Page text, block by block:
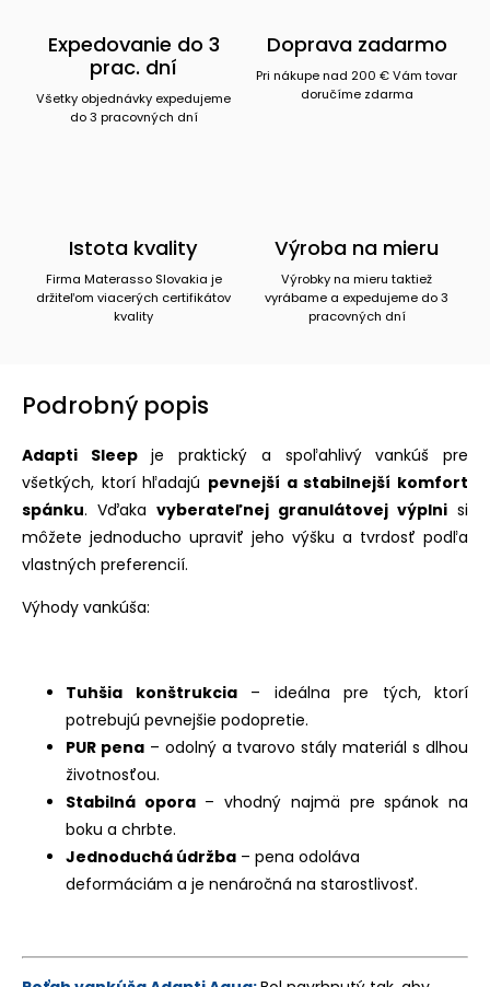
Expedovanie do 3
prac. dní
Všetky objednávky expedujeme
do 3 pracovných dní
Doprava zadarmo
Pri nákupe nad 200 € Vám tovar
doručíme zdarma
Istota kvality
Firma Materasso Slovakia je
držiteľom viacerých certifikátov
kvality
Výroba na mieru
Výrobky na mieru taktiež
vyrábame a expedujeme do 3
pracovných dní
Podrobný popis
Adapti Sleep
je praktický a spoľahlivý vankúš pre
všetkých, ktorí hľadajú pevnejší a stabilnejší komfort
spánku. Vďaka vyberateľnej granulátovej výplni si
môžete jednoducho upraviť jeho výšku a tvrdosť podľa
vlastných preferencií.
Výhody vankúša:
Tuhšia konštrukcia
– ideálna pre tých, ktorí
potrebujú pevnejšie podopretie.
PUR pena – odolný a tvarovo stály materiál s dlhou
životnosťou.
Stabilná opora – vhodný najmä pre spánok na
boku a chrbte.
Jednoduchá údržba – pena odoláva
deformáciám a je nenáročná na starostlivosť.